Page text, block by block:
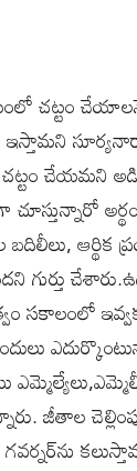
చట్టం
ఇస్తామని
చేయమని
చూస్తున్నారో
ఆర్థిక
గుర్తు
సకాలంలో
జీతాల